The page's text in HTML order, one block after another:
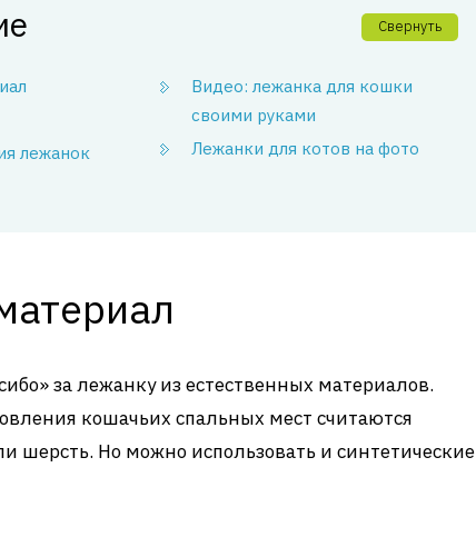
Свернуть
лежанок
Видео: лежанка для кошки
своими руками
Лежанки для котов на фото
за лежанку из естественных материалов.
кошачьих спальных мест считаются
шерсть. Но можно использовать и синтетические